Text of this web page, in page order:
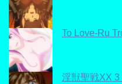
To Love-Ru
淫獣聖戦XX